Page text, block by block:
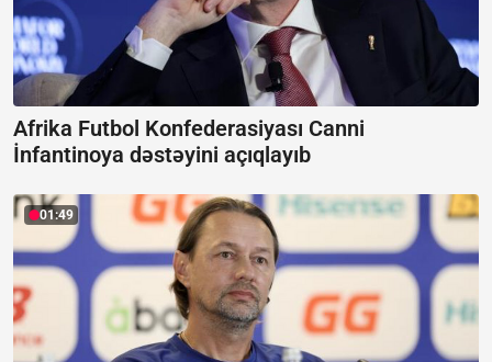
Afrika Futbol Konfederasiyası Canni
İnfantinoya dəstəyini açıqlayıb
01:49